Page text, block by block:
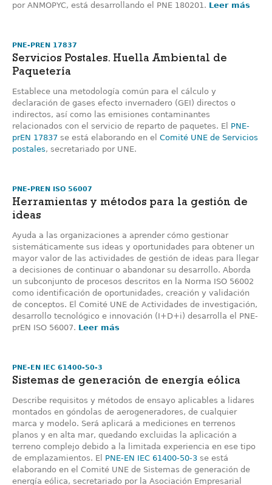
por ANMOPYC, está desarrollando el PNE 180201. Leer más
PNE-PREN 17837
Servicios Postales. Huella Ambiental de
Paquetería
Establece una metodología común para el cálculo y
declaración de gases efecto invernadero (GEI) directos o
indirectos, así como las emisiones contaminantes
relacionados con el servicio de reparto de paquetes. El PNE-
prEN 17837 se está elaborando en el Comité UNE de Servicios
postales, secretariado por UNE.
PNE-PREN ISO 56007
Herramientas y métodos para la gestión de
ideas
Ayuda a las organizaciones a aprender cómo gestionar
sistemáticamente sus ideas y oportunidades para obtener un
mayor valor de las actividades de gestión de ideas para llegar
a decisiones de continuar o abandonar su desarrollo. Aborda
un subconjunto de procesos descritos en la Norma ISO 56002
como identificación de oportunidades, creación y validación
de conceptos. El Comité UNE de Actividades de investigación,
desarrollo tecnológico e innovación (I+D+i) desarrolla el PNE-
prEN ISO 56007. Leer más
PNE-EN IEC 61400-50-3
Sistemas de generación de energía eólica
Describe requisitos y métodos de ensayo aplicables a lidares
montados en góndolas de aerogeneradores, de cualquier
marca y modelo. Será aplicará a mediciones en terrenos
planos y en alta mar, quedando excluidas la aplicación a
terreno complejo debido a la limitada experiencia en ese tipo
de emplazamientos. El PNE-EN IEC 61400-50-3 se está
elaborando en el Comité UNE de Sistemas de generación de
energía eólica, secretariado por la Asociación Empresarial